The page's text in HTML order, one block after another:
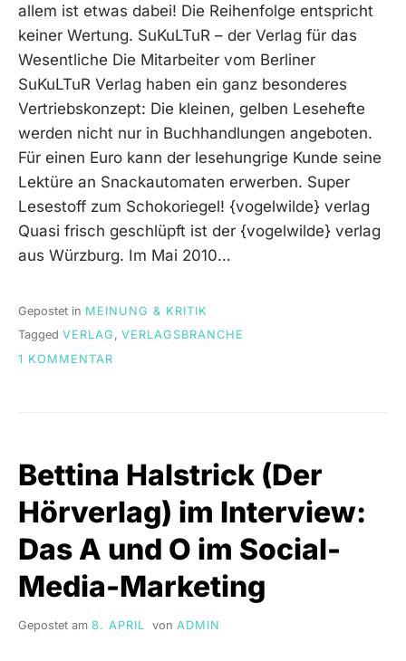
allem ist etwas dabei! Die Reihenfolge entspricht
keiner Wertung. SuKuLTuR – der Verlag für das
Wesentliche Die Mitarbeiter vom Berliner
SuKuLTuR Verlag haben ein ganz besonderes
Vertriebskonzept: Die kleinen, gelben Lesehefte
werden nicht nur in Buchhandlungen angeboten.
Für einen Euro kann der lesehungrige Kunde seine
Lektüre an Snackautomaten erwerben. Super
Lesestoff zum Schokoriegel! {vogelwilde} verlag
Quasi frisch geschlüpft ist der {vogelwilde} verlag
aus Würzburg. Im Mai 2010…
Gepostet in MEINUNG & KRITIK
Tagged VERLAG , VERLAGSBRANCHE
1 KOMMENTAR
GROSSES P
ROGRAMM!
Bettina Halstrick (Der
Hörverlag) im Interview:
Das A und O im Social-
Media-Marketing
Gepostet am 8. APRIL von ADMIN